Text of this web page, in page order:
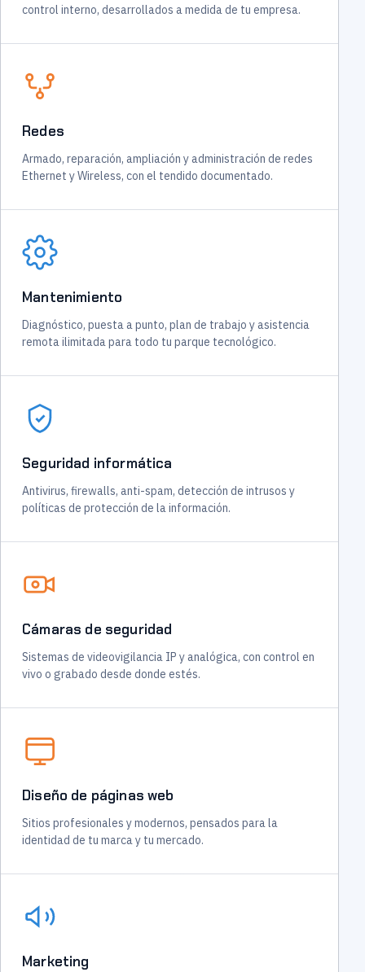
control interno, desarrollados a medida de tu empresa.
Redes
Armado, reparación, ampliación y administración de redes
Ethernet y Wireless, con el tendido documentado.
Mantenimiento
Diagnóstico, puesta a punto, plan de trabajo y asistencia
remota ilimitada para todo tu parque tecnológico.
Seguridad informática
Antivirus, firewalls, anti-spam, detección de intrusos y
políticas de protección de la información.
Cámaras de seguridad
Sistemas de videovigilancia IP y analógica, con control en
vivo o grabado desde donde estés.
Diseño de páginas web
Sitios profesionales y modernos, pensados para la
identidad de tu marca y tu mercado.
Marketing